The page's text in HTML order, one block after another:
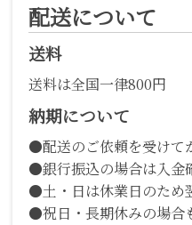
配送について
送料
送料は全国一律800円
納期について
●配送のご依頼を受けて
●銀行振込の場合は入金
●土・日は休業日のため
●祝日・長期休みの場合